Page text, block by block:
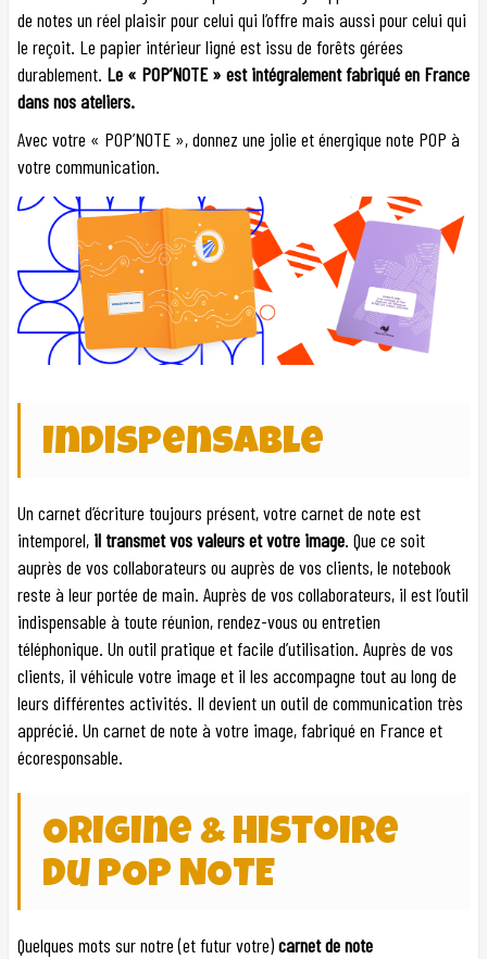
de notes un réel plaisir pour celui qui l’offre mais aussi pour celui qui
le reçoit. Le papier intérieur ligné est issu de forêts gérées
durablement. Le « POP’NOTE » est intégralement fabriqué en France
dans nos ateliers.
Avec votre « POP’NOTE », donnez une jolie et énergique note POP à
votre communication.
Indispensable
Un carnet d’écriture toujours présent, votre carnet de note est
intemporel, il transmet vos valeurs et votre image. Que ce soit
auprès de vos collaborateurs ou auprès de vos clients, le notebook
reste à leur portée de main. Auprès de vos collaborateurs, il est l’outil
indispensable à toute réunion, rendez-vous ou entretien
téléphonique. Un outil pratique et facile d’utilisation. Auprès de vos
clients, il véhicule votre image et il les accompagne tout au long de
leurs différentes activités. Il devient un outil de communication très
apprécié. Un carnet de note à votre image, fabriqué en France et
écoresponsable.
Origine & histoire
du POP NOTE
Quelques mots sur notre (et futur votre)carnet de note